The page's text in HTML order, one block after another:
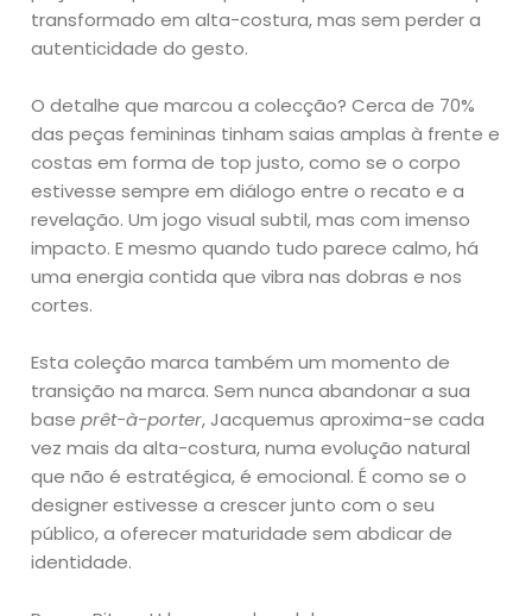
transformado em alta-costura, mas sem perder a
autenticidade do gesto.
O detalhe que marcou a colecção? Cerca de 70%
das peças femininas tinham saias amplas à frente e
costas em forma de top justo, como se o corpo
estivesse sempre em diálogo entre o recato e a
revelação. Um jogo visual subtil, mas com imenso
impacto. E mesmo quando tudo parece calmo, há
uma energia contida que vibra nas dobras e nos
cortes.
Esta coleção marca também um momento de
transição na marca. Sem nunca abandonar a sua
baseprêt-à-porter, Jacquemus aproxima-se cada
vez mais da alta-costura, numa evolução natural
que não é estratégica, é emocional. É como se o
designer estivesse a crescer junto com o seu
público, a oferecer maturidade sem abdicar de
identidade.